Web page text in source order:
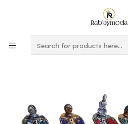
This is the slide text